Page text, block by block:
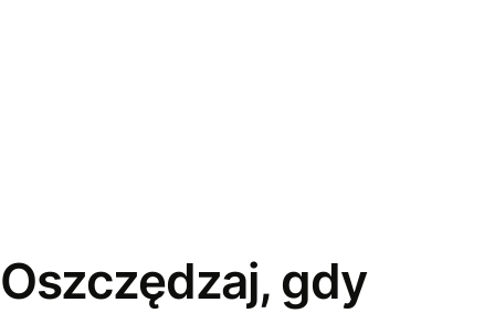
Oszczędzaj, gdy